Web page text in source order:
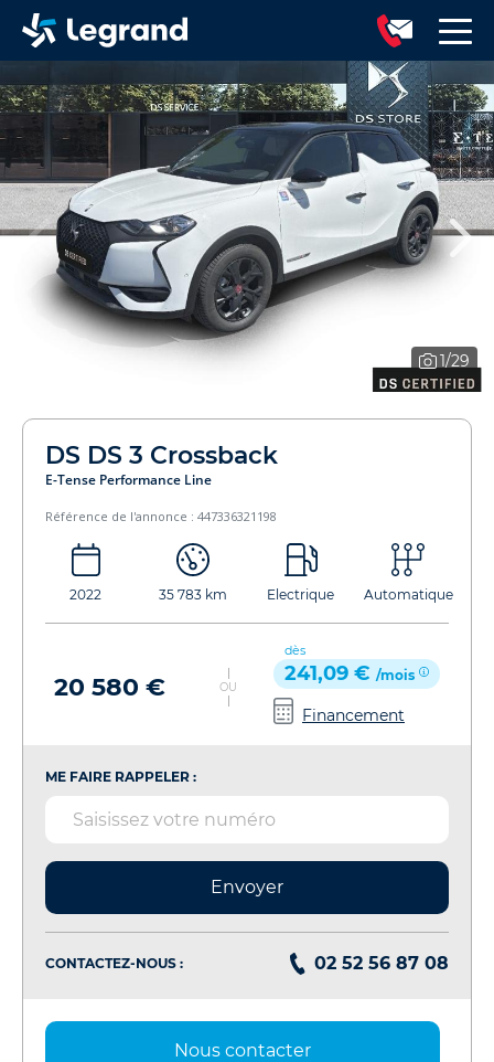
1/29
DS DS 3 Crossback
E-Tense Performance Line
Référence de l'annonce : 447336321198
2022 35 783 km Electrique Automatique
20 580 € OU
dès
241,09 € /mois
Financement
ME FAIRE RAPPELER :
Envoyer
CONTACTEZ-NOUS : 02 52 56 87 08
Nous contacter